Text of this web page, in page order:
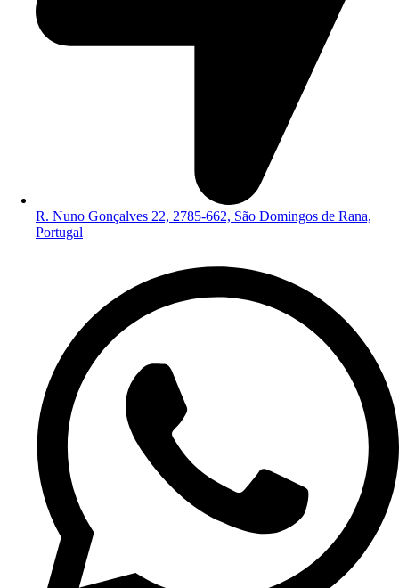
R. Nuno Gonçalves 22, 2785-662, São Domingos de Rana,
Portugal